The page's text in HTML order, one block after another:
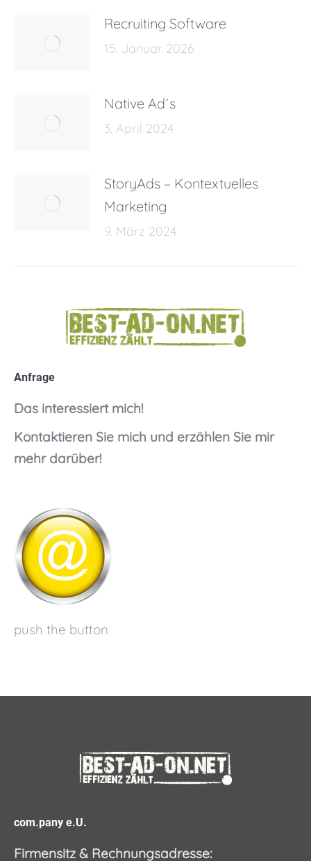
Recruiting Software
15. Januar 2026
Native Ad´s
3. April 2024
StoryAds – Kontextuelles
Marketing
9. März 2024
Anfrage
Das interessiert mich!
Kontaktieren Sie mich und erzählen Sie mir
mehr darüber!
push the button
com.pany e.U.
Firmensitz & Rechnungsadresse: